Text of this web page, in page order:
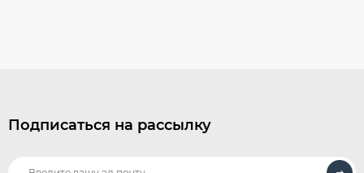
Подписаться на рассылку